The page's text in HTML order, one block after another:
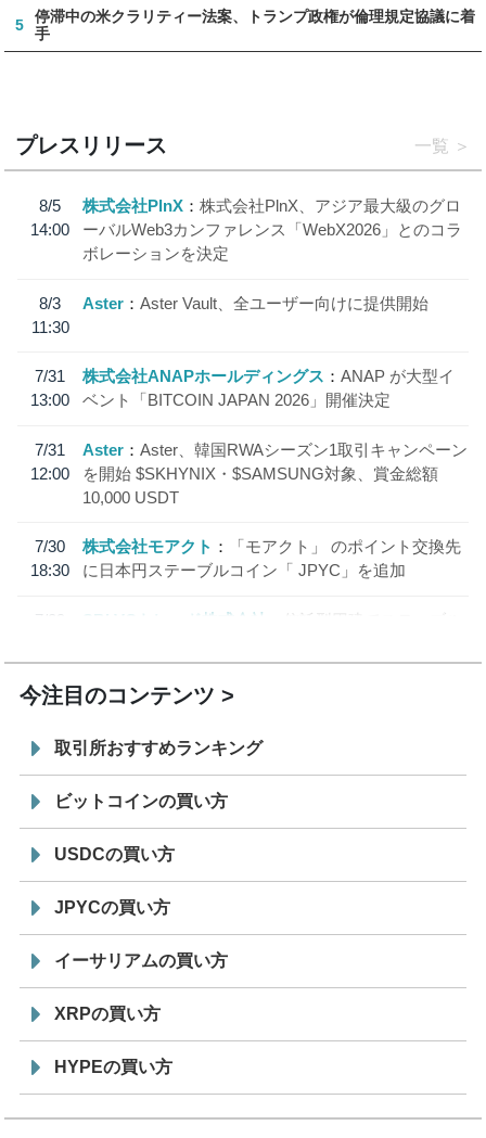
5
停滞中の米クラリティー法案、トランプ政権が倫理規定協議に着
手
プレスリリース 一覧
8/5
14:00
株式会社PlnX
株式会社PlnX、アジア最大級のグロ
ーバルWeb3カンファレンス「WebX2026」とのコラ
ボレーションを決定
8/3
11:30
Aster Aster Vault、全ユーザー向けに提供開始
7/31
13:00
株式会社ANAPホールディングス
ANAP が大型イ
ベント「BITCOIN JAPAN 2026」開催決定
7/31
12:00
Aster
Aster、韓国RWAシーズン1取引キャンペーン
を開始 $SKHYNIX・$SAMSUNG対象、賞金総額
10,000 USDT
7/30
18:30
株式会社モアクト
「モアクト」 のポイント交換先
に日本円ステーブルコイン「 JPYC」を追加
7/29
SBI VCトレード株式会社
信託型円建てステーブル
今注目のコンテンツ
取引所おすすめランキング
ビットコインの買い方
USDCの買い方
JPYCの買い方
イーサリアムの買い方
XRPの買い方
HYPEの買い方